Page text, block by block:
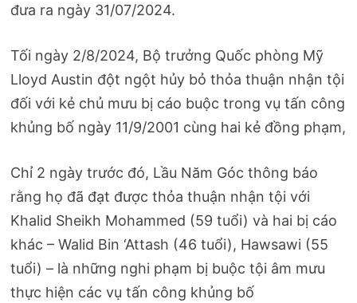
đưa ra ngày 31/07/2024.
Tối ngày 2/8/2024, Bộ trưởng Quốc phòng Mỹ
Lloyd Austin đột ngột hủy bỏ thỏa thuận nhận tội
đối với kẻ chủ mưu bị cáo buộc trong vụ tấn công
khủng bố ngày 11/9/2001 cùng hai kẻ đồng phạm,
Chỉ 2 ngày trước đó, Lầu Năm Góc thông báo
rằng họ đã đạt được thỏa thuận nhận tội với
Khalid Sheikh Mohammed (59 tuổi) và hai bị cáo
khác – Walid Bin ‘Attash (46 tuổi), Hawsawi (55
tuổi) – là những nghi phạm bị buộc tội âm mưu
thực hiện các vụ tấn công khủng bố